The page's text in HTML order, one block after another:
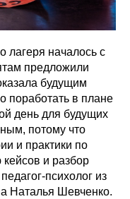
лагеря началось с
предложили
будущим
поработать в плане
день для будущих
потому что
и практики по
и разбор
психолог из
Наталья Шевченко.